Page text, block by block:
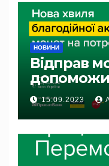
НОВИНИ
Відправ
15.09.2023